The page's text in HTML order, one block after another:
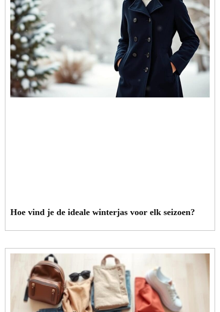
Hoe vind je de ideale winterjas voor elk seizoen?